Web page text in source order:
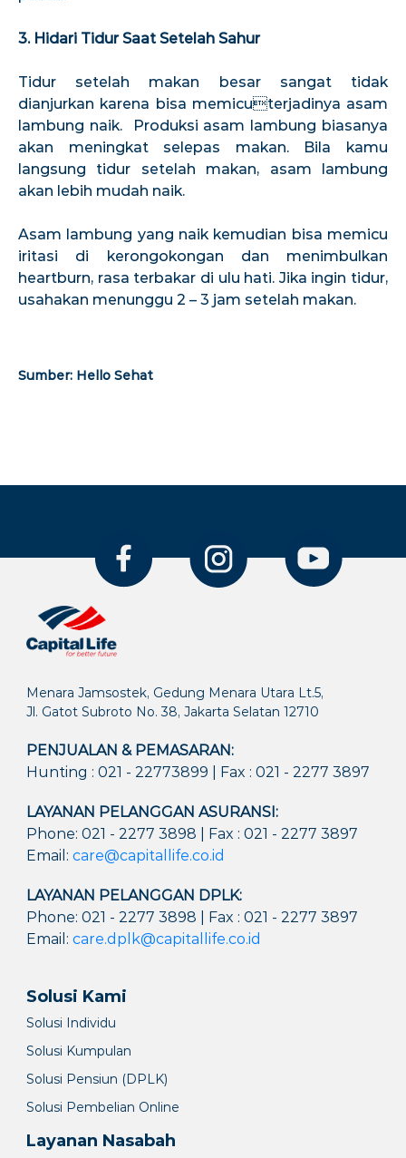
3. Hidari Tidur Saat Setelah Sahur
Tidur setelah makan besar sangat tidak
dianjurkan karena bisa memicuterjadinya asam
lambung naik. Produksi asam lambung biasanya
akan meningkat selepas makan. Bila kamu
langsung tidur setelah makan, asam lambung
akan lebih mudah naik.
Asam lambung yang naik kemudian bisa memicu
iritasi di kerongokongan dan menimbulkan
heartburn, rasa terbakar di ulu hati. Jika ingin tidur,
usahakan menunggu 2 – 3 jam setelah makan.
Sumber: Hello Sehat
Menara Jamsostek, Gedung Menara Utara Lt.5,
Jl. Gatot Subroto No. 38, Jakarta Selatan 12710
PENJUALAN & PEMASARAN:
Hunting : 021 - 22773899 | Fax : 021 - 2277 3897
LAYANAN PELANGGAN ASURANSI:
Phone: 021 - 2277 3898 | Fax : 021 - 2277 3897
Email:care@capitallife.co.id
LAYANAN PELANGGAN DPLK:
Phone: 021 - 2277 3898 | Fax : 021 - 2277 3897
Email:care.dplk@capitallife.co.id
Solusi Kami
Solusi Individu
Solusi Kumpulan
Solusi Pensiun (DPLK)
Solusi Pembelian Online
Layanan Nasabah